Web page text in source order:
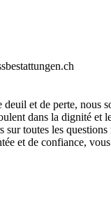
et de perte, nous
dans la dignité et
toutes les
et de confiance,